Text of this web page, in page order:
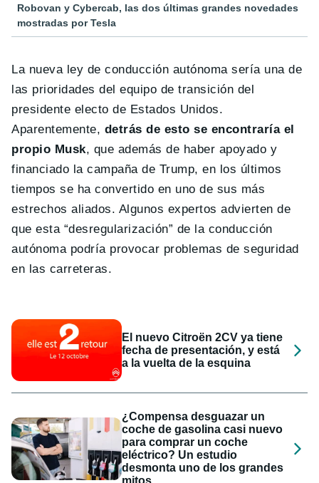
Robovan y Cybercab, las dos últimas grandes novedades
mostradas por Tesla
La nueva ley de conducción autónoma sería una de
las prioridades del equipo de transición del
presidente electo de Estados Unidos.
Aparentemente, detrás de esto se encontraría el
propio Musk, que además de haber apoyado y
financiado la campaña de Trump, en los últimos
tiempos se ha convertido en uno de sus más
estrechos aliados. Algunos expertos advierten de
que esta “desregularización” de la conducción
autónoma podría provocar problemas de seguridad
en las carreteras.
El nuevo Citroën 2CV ya tiene
fecha de presentación, y está
a la vuelta de la esquina
¿Compensa desguazar un
coche de gasolina casi nuevo
para comprar un coche
eléctrico? Un estudio
desmonta uno de los grandes